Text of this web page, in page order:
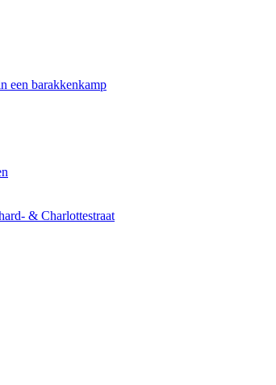
een barakkenkamp
& Charlottestraat